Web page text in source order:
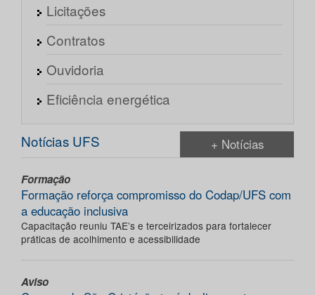
Licitações
Contratos
Ouvidoria
Eficiência energética
Notícias UFS + Notícias
Formação
Formação reforça compromisso do Codap/UFS com
a educação inclusiva
Capacitação reuniu TAE’s e terceirizados para fortalecer
práticas de acolhimento e acessibilidade
Aviso